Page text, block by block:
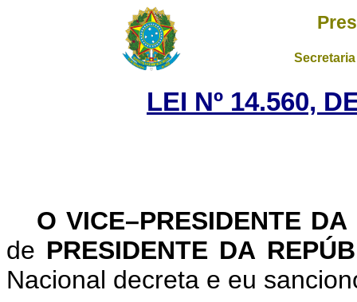
LEI Nº 14.560,
O VICE–PRESIDENTE
de PRESIDENTE DA
Nacional decreta e eu